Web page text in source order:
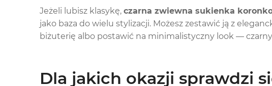
Jeżeli lubisz klasykę, czarna zwiewna sukienka
jako baza do wielu stylizacji. Możesz zestawić ją z
biżuterię albo postawić na minimalistyczny look —
Dla jakich okazji sprawdzi